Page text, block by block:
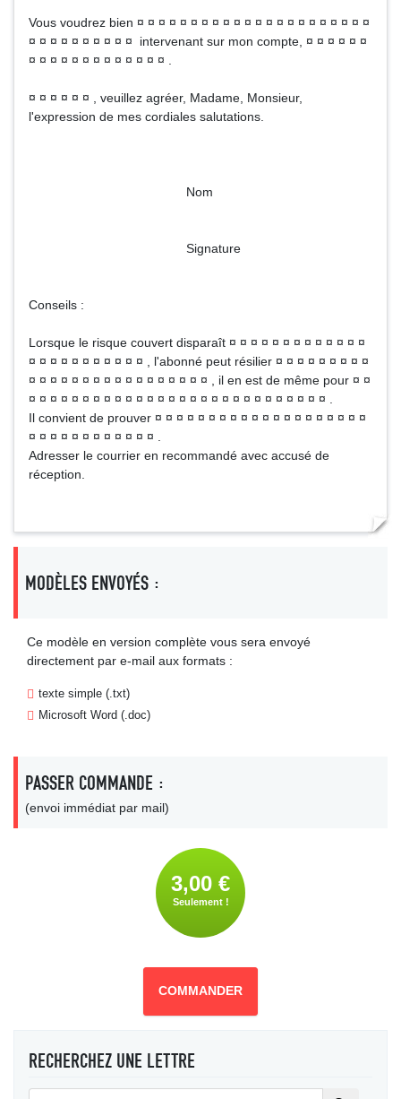
Vous voudrez bien ¤ ¤ ¤ ¤ ¤ ¤ ¤ ¤ ¤ ¤ ¤ ¤ ¤ ¤ ¤ ¤ ¤ ¤ ¤ ¤ ¤ ¤
¤ ¤ ¤ ¤ ¤ ¤ ¤ ¤ ¤ ¤ intervenant sur mon compte, ¤ ¤ ¤ ¤ ¤ ¤
¤ ¤ ¤ ¤ ¤ ¤ ¤ ¤ ¤ ¤ ¤ ¤ ¤ .
¤ ¤ ¤ ¤ ¤ ¤ , veuillez agréer, Madame, Monsieur,
l'expression de mes cordiales salutations.
Nom
Signature
Conseils :
Lorsque le risque couvert disparaît ¤ ¤ ¤ ¤ ¤ ¤ ¤ ¤ ¤ ¤ ¤ ¤ ¤
¤ ¤ ¤ ¤ ¤ ¤ ¤ ¤ ¤ ¤ ¤ , l'abonné peut résilier ¤ ¤ ¤ ¤ ¤ ¤ ¤ ¤ ¤
¤ ¤ ¤ ¤ ¤ ¤ ¤ ¤ ¤ ¤ ¤ ¤ ¤ ¤ ¤ ¤ ¤ , il en est de même pour ¤ ¤
¤ ¤ ¤ ¤ ¤ ¤ ¤ ¤ ¤ ¤ ¤ ¤ ¤ ¤ ¤ ¤ ¤ ¤ ¤ ¤ ¤ ¤ ¤ ¤ ¤ ¤ ¤ ¤ .
Il convient de prouver ¤ ¤ ¤ ¤ ¤ ¤ ¤ ¤ ¤ ¤ ¤ ¤ ¤ ¤ ¤ ¤ ¤ ¤ ¤ ¤
¤ ¤ ¤ ¤ ¤ ¤ ¤ ¤ ¤ ¤ ¤ ¤ .
Adresser le courrier en recommandé avec accusé de
réception.
MODÈLES ENVOYÉS :
Ce modèle en version complète vous sera envoyé
directement par e-mail aux formats :
texte simple (.txt)
Microsoft Word (.doc)
PASSER COMMANDE :
(envoi immédiat par mail)
3,00 €
Seulement !
COMMANDER
RECHERCHEZ UNE LETTRE